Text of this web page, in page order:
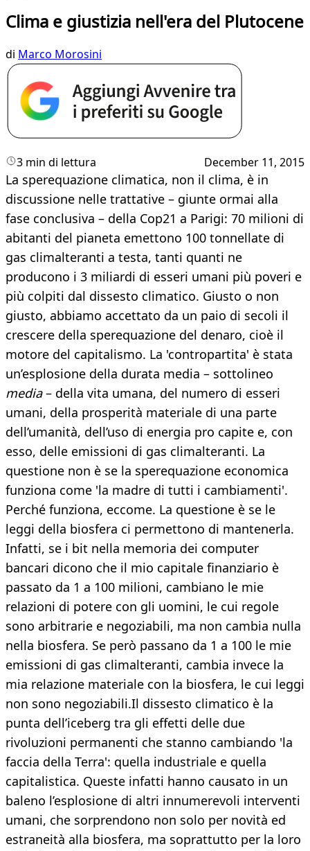
Clima e giustizia nell'era del Plutocene
di Marco Morosini
3 min di lettura December 11, 2015
La sperequazione climatica, non il clima, è in
discussione nelle trattative – giunte ormai alla
fase conclusiva – della Cop21 a Parigi: 70 milioni di
abitanti del pianeta emettono 100 tonnellate di
gas climalteranti a testa, tanti quanti ne
producono i 3 miliardi di esseri umani più poveri e
più colpiti dal dissesto climatico. Giusto o non
giusto, abbiamo accettato da un paio di secoli il
crescere della sperequazione del denaro, cioè il
motore del capitalismo. La 'contropartita' è stata
un’esplosione della durata media – sottolineo
media– della vita umana, del numero di esseri
umani, della prosperità materiale di una parte
dell’umanità, dell’uso di energia pro capite e, con
esso, delle emissioni di gas climalteranti. La
questione non è se la sperequazione economica
funziona come 'la madre di tutti i cambiamenti'.
Perché funziona, eccome. La questione è se le
leggi della biosfera ci permettono di mantenerla.
Infatti, se i bit nella memoria dei computer
bancari dicono che il mio capitale finanziario è
passato da 1 a 100 milioni, cambiano le mie
relazioni di potere con gli uomini, le cui regole
sono arbitrarie e negoziabili, ma non cambia nulla
nella biosfera. Se però passano da 1 a 100 le mie
emissioni di gas climalteranti, cambia invece la
mia relazione materiale con la biosfera, le cui leggi
non sono negoziabili.Il dissesto climatico è la
punta dell’iceberg tra gli effetti delle due
rivoluzioni permanenti che stanno cambiando 'la
faccia della Terra': quella industriale e quella
capitalistica. Queste infatti hanno causato in un
baleno l’esplosione di altri innumerevoli interventi
umani, che sorprendono non solo per novità ed
estraneità alla biosfera, ma soprattutto per la loro